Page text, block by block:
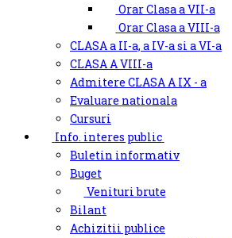
Orar Clasa a VII-a
Orar Clasa a VIII-a
CLASA a II-a, a IV-a si a VI-a
CLASA A VIII-a
Admitere CLASA A IX - a
Evaluare nationala
Cursuri
Info. interes public
Buletin informativ
Buget
Venituri brute
Bilant
Achizitii publice